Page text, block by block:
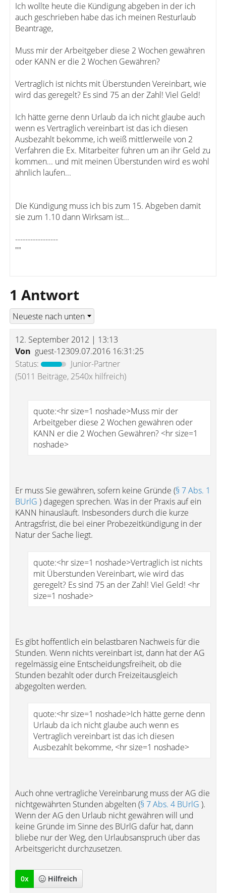
Ich wollte heute die Kündigung abgeben in der ich
auch geschrieben habe das ich meinen Resturlaub
Beantrage,
Muss mir der Arbeitgeber diese 2 Wochen gewähren
oder KANN er die 2 Wochen Gewähren?
Vertraglich ist nichts mit Überstunden Vereinbart, wie
wird das geregelt? Es sind 75 an der Zahl! Viel Geld!
Ich hätte gerne denn Urlaub da ich nicht glaube auch
wenn es Vertraglich vereinbart ist das ich diesen
Ausbezahlt bekomme, ich weiß mittlerweile von 2
Verfahren die Ex. Mitarbeiter führen um an ihr Geld zu
kommen... und mit meinen Überstunden wird es wohl
ähnlich laufen...
Die Kündigung muss ich bis zum 15. Abgeben damit
sie zum 1.10 dann Wirksam ist...
-----------------
""
1 Antwort
12. September 2012 | 13:13
Von guest-12309.07.2016 16:31:25
Status:
Junior-Partner
(5011 Beiträge, 2540x hilfreich)
quote:<hr size=1 noshade>Muss mir der
Arbeitgeber diese 2 Wochen gewähren oder
KANN er die 2 Wochen Gewähren? <hr size=1
noshade>
Er muss Sie gewähren, sofern keine Gründe (§ 7 Abs. 1
BUrlG ) dagegen sprechen. Was in der Praxis auf ein
KANN hinausläuft. Insbesonders durch die kurze
Antragsfrist, die bei einer Probezeitkündigung in der
Natur der Sache liegt.
quote:<hr size=1 noshade>Vertraglich ist nichts
mit Überstunden Vereinbart, wie wird das
geregelt? Es sind 75 an der Zahl! Viel Geld! <hr
size=1 noshade>
Es gibt hoffentlich ein belastbaren Nachweis für die
Stunden. Wenn nichts vereinbart ist, dann hat der AG
regelmässig eine Entscheidungsfreiheit, ob die
Stunden bezahlt oder durch Freizeitausgleich
abgegolten werden.
quote:<hr size=1 noshade>Ich hätte gerne denn
Urlaub da ich nicht glaube auch wenn es
Vertraglich vereinbart ist das ich diesen
Ausbezahlt bekomme, <hr size=1 noshade>
Auch ohne vertragliche Vereinbarung muss der AG die
nichtgewährten Stunden abgelten (§ 7 Abs. 4 BUrlG ).
Wenn der AG den Urlaub nicht gewähren will und
keine Gründe im Sinne des BUrlG dafür hat, dann
bliebe nur der Weg, den Urlaubsanspruch über das
Arbeitsgericht durchzusetzen.
0x Hilfreich